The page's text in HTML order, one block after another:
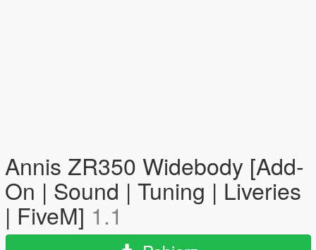
Annis ZR350 Widebody [Add-
On | Sound | Tuning | Liveries
| FiveM] 1.1